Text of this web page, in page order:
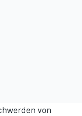
von